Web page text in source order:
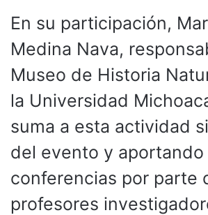
En su participación,
Medina Nava,
Museo de Historia
la Universidad
suma a esta actividad
del evento y aportando
conferencias por parte
profesores